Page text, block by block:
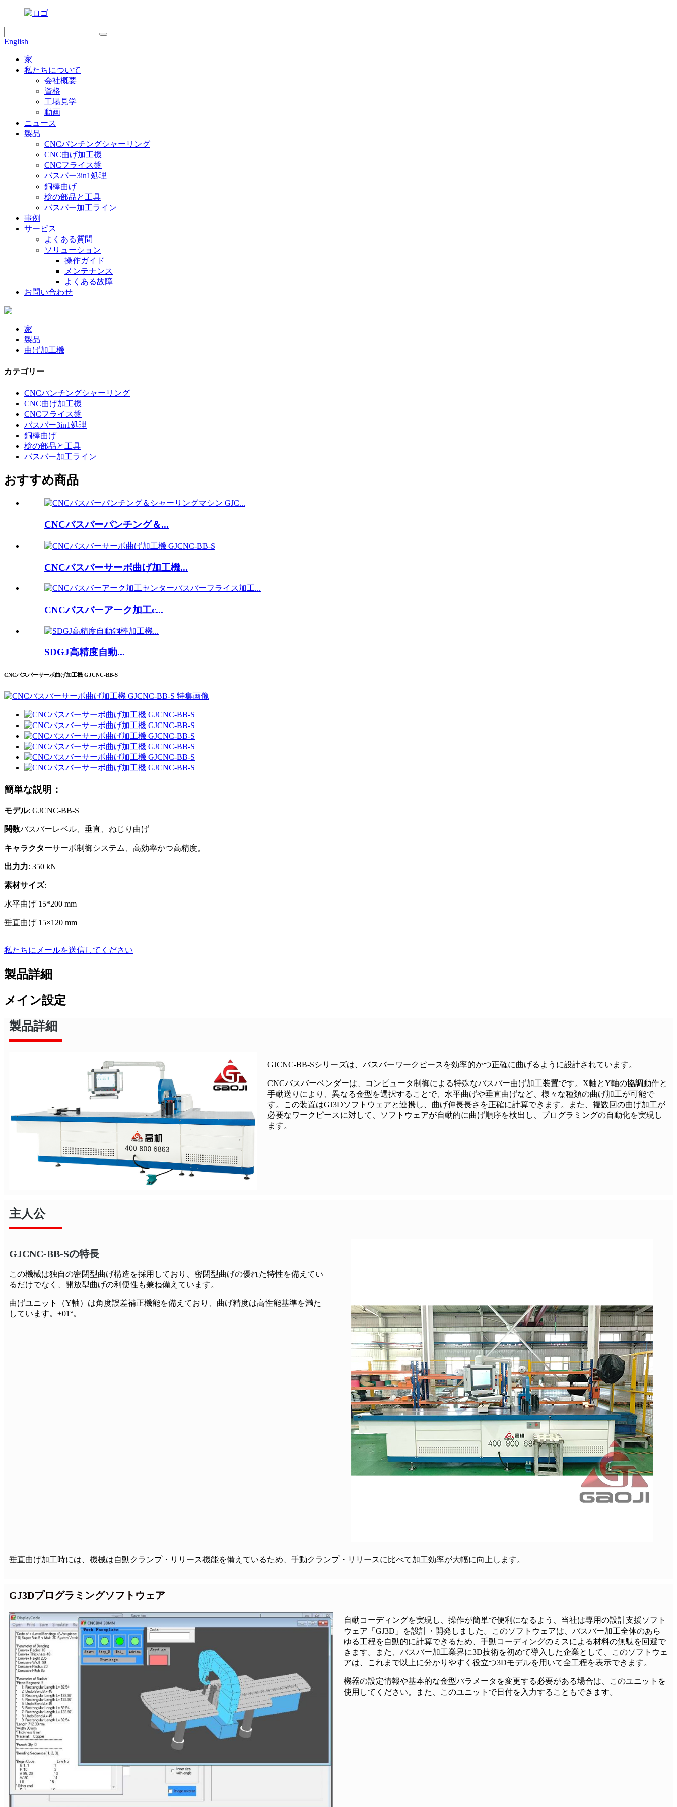
English
家
私たちについて
会社概要
資格
工場見学
動画
ニュース
製品
CNCパンチングシャーリング
CNC曲げ加工機
CNCフライス盤
バスバー3in1処理
銅棒曲げ
槍の部品と工具
バスバー加工ライン
事例
サービス
よくある質問
ソリューション
操作ガイド
メンテナンス
よくある故障
お問い合わせ
家
製品
曲げ加工機
カテゴリー
CNCパンチングシャーリング
CNC曲げ加工機
CNCフライス盤
バスバー3in1処理
銅棒曲げ
槍の部品と工具
バスバー加工ライン
おすすめ商品
CNCバスバーパンチング＆...
CNCバスバーサーボ曲げ加工機...
CNCバスバーアーク加工c...
SDGJ高精度自動...
CNCバスバーサーボ曲げ加工機 GJCNC-BB-S
簡単な説明：
モデル: GJCNC-BB-S
関数バスバーレベル、垂直、ねじり曲げ
キャラクターサーボ制御システム、高効率かつ高精度。
出力力: 350 kN
素材サイズ:
水平曲げ 15*200 mm
垂直曲げ 15×120 mm
私たちにメールを送信してください
製品詳細
メイン設定
製品詳細
GJCNC-BB-Sシリーズは、バスバーワークピースを効率的かつ正確に曲げるように設計されています。
CNCバスバーベンダーは、コンピュータ制御による特殊なバスバー曲げ加工装置です。X軸とY軸の協調動作と
手動送りにより、異なる金型を選択することで、水平曲げや垂直曲げなど、様々な種類の曲げ加工が可能で
す。この装置はGJ3Dソフトウェアと連携し、曲げ伸長長さを正確に計算できます。また、複数回の曲げ加工が
必要なワークピースに対して、ソフトウェアが自動的に曲げ順序を検出し、プログラミングの自動化を実現し
ます。
主人公
GJCNC-BB-Sの特長
この機械は独自の密閉型曲げ構造を採用しており、密閉型曲げの優れた特性を備えてい
るだけでなく、開放型曲げの利便性も兼ね備えています。
曲げユニット（Y軸）は角度誤差補正機能を備えており、曲げ精度は高性能基準を満た
しています。±01°。
垂直曲げ加工時には、機械は自動クランプ・リリース機能を備えているため、手動クランプ・リリースに比べて加工効率が大幅に向上します。
GJ3Dプログラミングソフトウェア
自動コーディングを実現し、操作が簡単で便利になるよう、当社は専用の設計支援ソフト
ウェア「GJ3D」を設計・開発しました。このソフトウェアは、バスバー加工全体のあら
ゆる工程を自動的に計算できるため、手動コーディングのミスによる材料の無駄を回避で
きます。また、バスバー加工業界に3D技術を初めて導入した企業として、このソフトウェ
アは、これまで以上に分かりやすく役立つ3Dモデルを用いて全工程を表示できます。
機器の設定情報や基本的な金型パラメータを変更する必要がある場合は、このユニットを
使用してください。また、このユニットで日付を入力することもできます。